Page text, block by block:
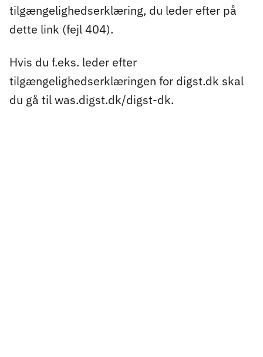
tilgængelighedserklæring, du leder efter på
dette link (fejl 404).
Hvis du f.eks. leder efter
tilgængelighedserklæringen for digst.dk skal
du gå til was.digst.dk/digst-dk.